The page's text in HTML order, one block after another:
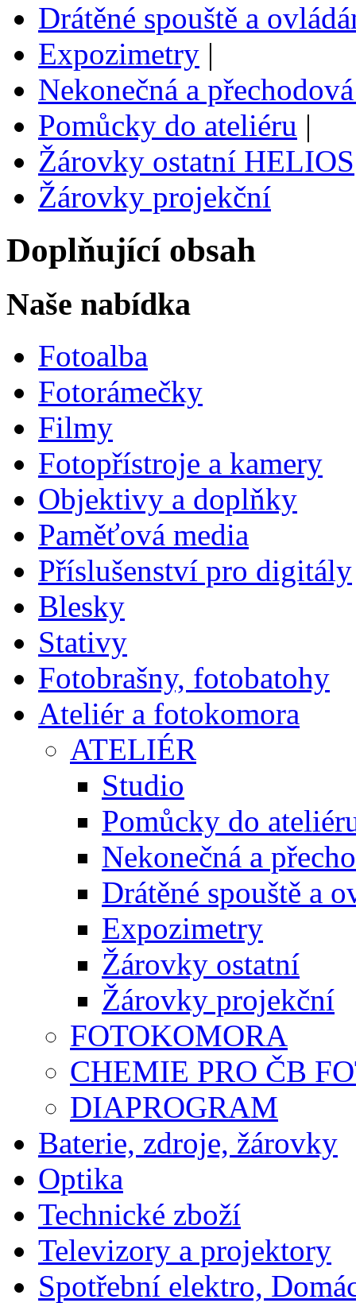
Drátěné spouště a
Expozimetry |
Nekonečná a
Pomůcky do ateliéru |
Žárovky ostatní HELIOS
Žárovky projekční
Doplňující obsah
Naše nabídka
Fotoalba
Fotorámečky
Filmy
Fotopřístroje a kamery
Objektivy a doplňky
Paměťová media
Příslušenství pro digitály
Blesky
Stativy
Fotobrašny, fotobatohy
Ateliér a fotokomora
ATELIÉR
Studio
Pomůcky do
Nekonečná a
Drátěné spouště a
Expozimetry
Žárovky ostatní
Žárovky projekční
FOTOKOMORA
CHEMIE PRO ČB
DIAPROGRAM
Baterie, zdroje, žárovky
Optika
Technické zboží
Televizory a projektory
Spotřební elektro,